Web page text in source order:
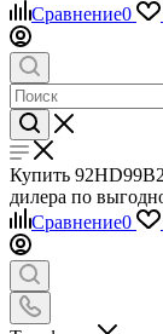
Сравнение0
Купить
дилера по
Сравнение0